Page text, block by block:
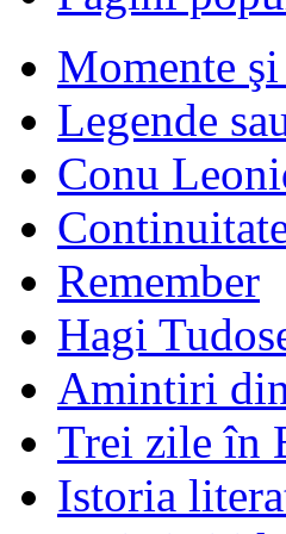
Momente
Legende
Conu
Remember
Hagi
Amintiri
Trei zile în
Istoria